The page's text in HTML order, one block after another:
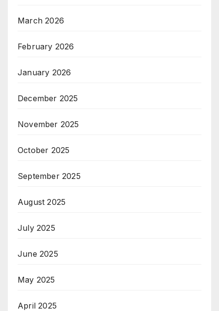
March 2026
February 2026
January 2026
December 2025
November 2025
October 2025
September 2025
August 2025
July 2025
June 2025
May 2025
April 2025